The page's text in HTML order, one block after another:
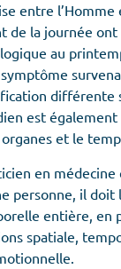
entre l’Homme
de la journée
au
différente
est
et le
en médecine
personne, il doit
entière, en
spatiale,